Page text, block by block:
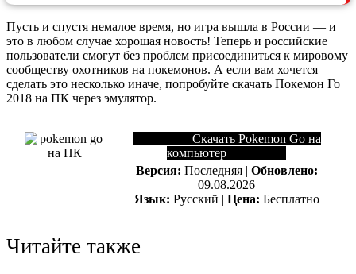
Пусть и спустя немалое время, но игра вышла в России — и
это в любом случае хорошая новость! Теперь и российские
пользователи смогут без проблем присоединиться к мировому
сообществу охотников на покемонов. А если вам хочется
сделать это несколько иначе, попробуйте скачать Покемон Го
2018 на ПК через эмулятор.
Скачать Pokemon Go на
компьютер
Версия: Последняя | Обновлено:
09.08.2026
Язык: Русский | Цена: Бесплатно
Читайте также